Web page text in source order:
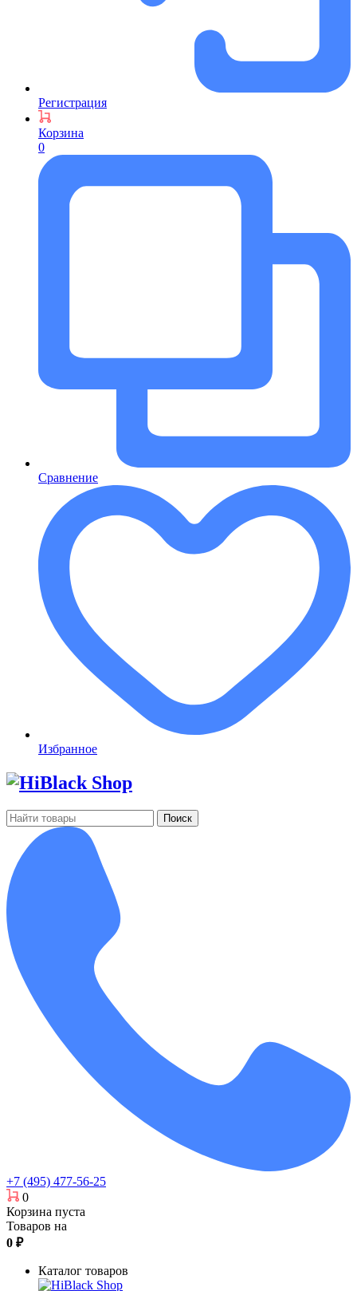
Регистрация
Корзина
0
Сравнение
Избранное
Поиск
+7 (495) 477-56-25
0
Корзина пуста
Товаров на
0 ₽
Каталог товаров